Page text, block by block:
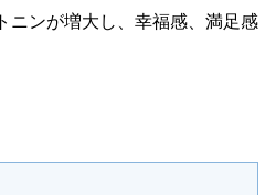
ニンが増大し、幸福感、満足感